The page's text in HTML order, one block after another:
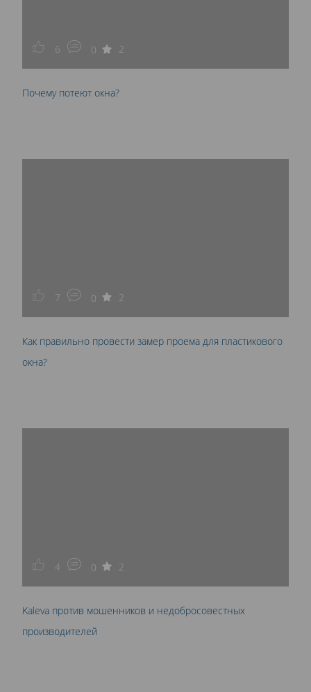
6 0 2
Почему потеют окна?
7 0 2
Как правильно провести замер проема для пластикового
окна?
4 0 2
Kaleva против мошенников и недобросовестных
производителей